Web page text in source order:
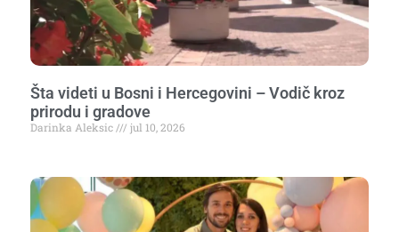
Šta videti u Bosni i Hercegovini – Vodič kroz
prirodu i gradove
Darinka Aleksic jul 10, 2026